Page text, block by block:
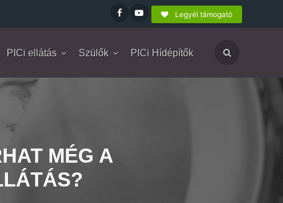
Legyél támogató
PICi ellátás Szülők PICi Hídépítők
MÉG A